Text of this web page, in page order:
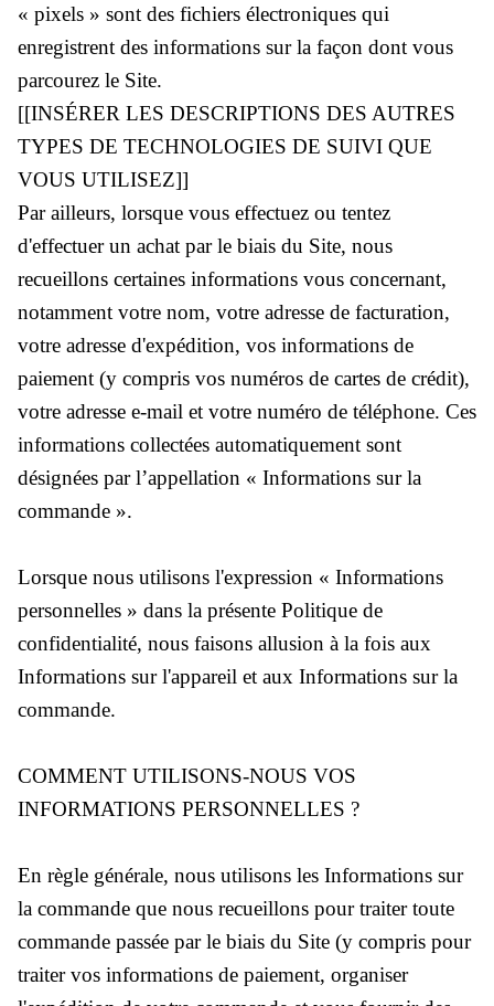
« pixels » sont des fichiers électroniques qui
enregistrent des informations sur la façon dont vous
parcourez le Site.
[[INSÉRER LES DESCRIPTIONS DES AUTRES
TYPES DE TECHNOLOGIES DE SUIVI QUE
VOUS UTILISEZ]]
Par ailleurs, lorsque vous effectuez ou tentez
d'effectuer un achat par le biais du Site, nous
recueillons certaines informations vous concernant,
notamment votre nom, votre adresse de facturation,
votre adresse d'expédition, vos informations de
paiement (y compris vos numéros de cartes de crédit),
votre adresse e-mail et votre numéro de téléphone. Ces
informations collectées automatiquement sont
désignées par l’appellation « Informations sur la
commande ».
Lorsque nous utilisons l'expression « Informations
personnelles » dans la présente Politique de
confidentialité, nous faisons allusion à la fois aux
Informations sur l'appareil et aux Informations sur la
commande.
COMMENT UTILISONS-NOUS VOS
INFORMATIONS PERSONNELLES ?
En règle générale, nous utilisons les Informations sur
la commande que nous recueillons pour traiter toute
commande passée par le biais du Site (y compris pour
traiter vos informations de paiement, organiser